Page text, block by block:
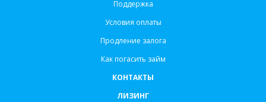
Поддержка
Условия оплаты
Продление залога
Как погасить займ
КОНТАКТЫ
ЛИЗИНГ